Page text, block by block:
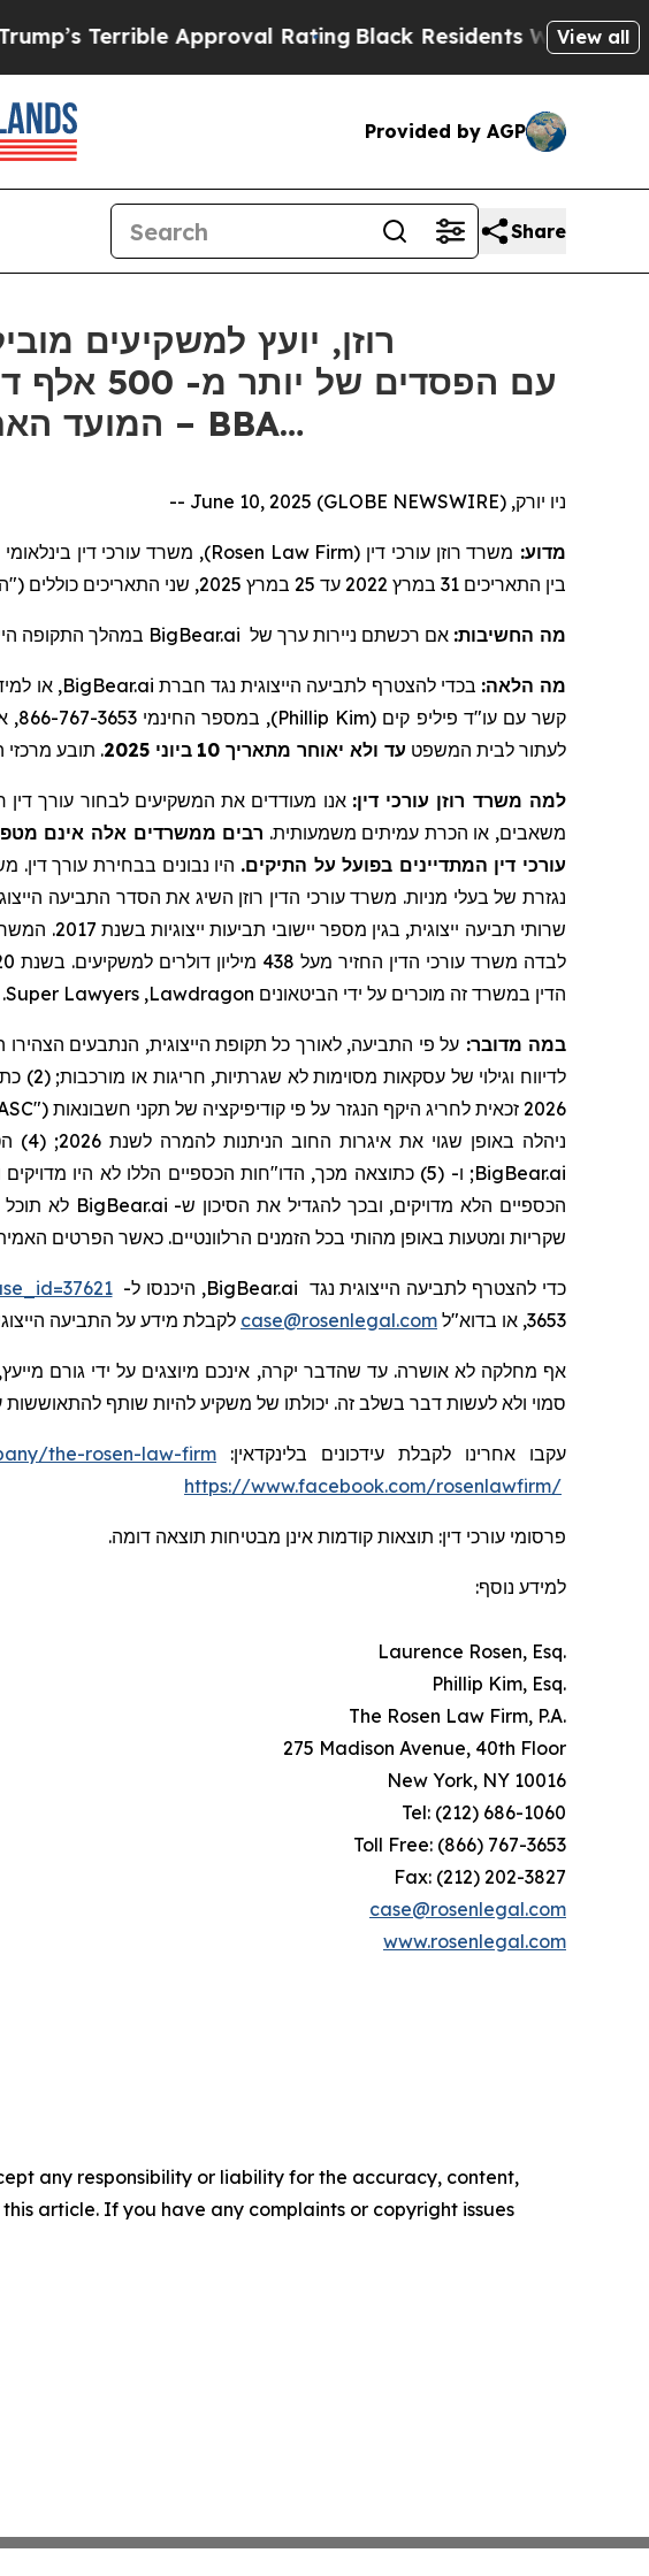
Terrible Approval Rating Black Residents Warned ofView all
Provided by AGP
Share
המועד האחרון החשוב של 10 ביוני בתביעה ייצוגית בניירות ערך – BBA…
ניו יורק, June 10, 2025 (GLOBE NEWSWIRE) --
מדוע: משרד רוזן עורכי דין (Rosen Law Firm), משרד עורכי דין
בין התאריכים 31 במרץ 2022 עד 25 במרץ 2025, שני התאריכים כוללים ("התקופה הייצוגית"), את המועד האחרון החשוב של
מה החשיבות: אם רכשתם ניירות ערך של BigBear.ai במהלך התקופה
מה הלאה: בכדי להצטרף לתביעה הייצוגית נגד חברת BigBear.ai, או
קשר עם עו"ד פיליפ קים (Phillip Kim), במספר החינמי 866-767-3653, או בדוא"ל:
לעתור לבית המשפט עד ולא יאוחר מתאריך 10 ביוני 2025 . תובע
למה משרד רוזן עורכי דין: אנו מעודדים את המשקיעים לבחור עורך דין
משאבים, או הכרת עמיתים משמעותית. רבים ממשרדים אלה אינם
עורכי דין המתדיינים בפועל על התיקים. היו נבונים בבחירת עורך דין.
נגזרת של בעלי מניות. משרד עורכי הדין רוזן השיג את הסדר התביעה
לבדה משרד עורכי הדין החזיר מעל 438 מיליון דולרים למשקיעים. בשנת 2020, השותף המייסד לורנס רוזן הוכרז על ידי חברת
הדין במשרד זה מוכרים על ידי הביטאונים Lawdragon
,
Super Lawyers
.
במה מדובר:
שקריות ומטעות באופן מהותי בכל הזמנים הרלוונטיים. כאשר הפרטים
כדי להצטרף לתביעה הייצוגית נגד BigBear.ai, היכנסו ל-
3653, או בדוא"ל
case@rosenlegal.com לקבלת מידע על התביעה
אף מחלקה לא אושרה. עד שהדבר יקרה, אינכם מיוצגים על ידי גורם
סמוי ולא לעשות דבר בשלב זה. יכולתו של משקיע להיות שותף להתאוששות
עקבו אחרינו לקבלת עידכונים בלינקדאין: the-rosen-law-firm
https://www.facebook.com/rosenlawfirm/
פרסומי עורכי דין: תוצאות קודמות אינן מבטיחות תוצאה דומה.
למידע נוסף:
Laurence Rosen, Esq.
Phillip Kim, Esq.
The Rosen Law Firm, P.A.
275 Madison Avenue, 40th Floor
New York, NY 10016
Tel: (212) 686-1060
Toll Free: (866) 767-3653
Fax: (212) 202-3827
case@rosenlegal.com
www.rosenlegal.com
any responsibility or liability for the accuracy, content,
article. If you have any complaints or copyright issues